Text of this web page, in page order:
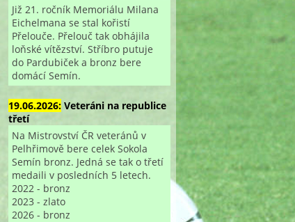
Již 21. ročník Memoriálu Milana
Eichelmana se stal kořistí
Přelouče. Přelouč tak obhájila
loňské vítězství. Stříbro putuje
do Pardubiček a bronz bere
domácí Semín.
19.06.2026: Veteráni na republice
třetí
Na Mistrovství ČR veteránů v
Pelhřimově bere celek Sokola
Semín bronz. Jedná se tak o třetí
medaili v posledních 5 letech.
2022 - bronz
2023 - zlato
2026 - bronz